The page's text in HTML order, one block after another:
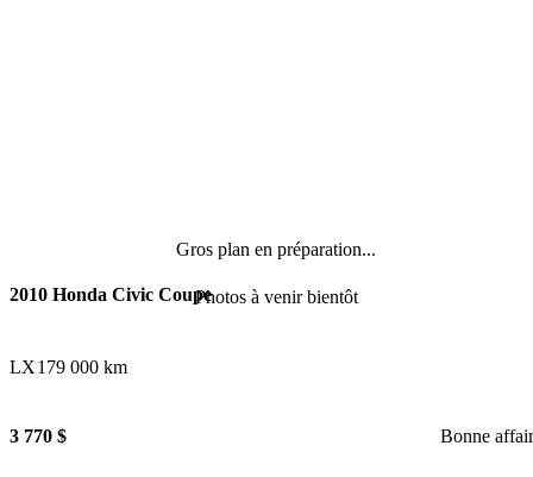
Gros plan en préparation...
Photos à venir bientôt
2010 Honda Civic Coupe
LX179 000 km
3 770 $ Bonne